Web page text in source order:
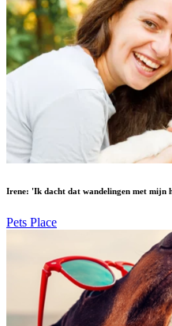
Irene: 'Ik dacht dat wandelingen met
Pets Place